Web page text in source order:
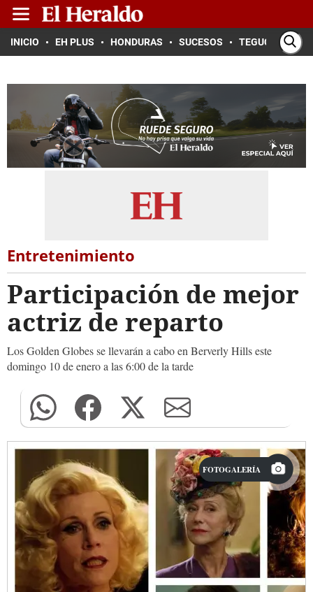
INICIO EH PLUS HONDURAS SUCESOS TEGUCIGALPA
Entretenimiento
Participación de mejor
actriz de reparto
Los Golden Globes se llevarán a cabo en Berverly Hills este
domingo 10 de enero a las 6:00 de la tarde
FOTOGALERÍA